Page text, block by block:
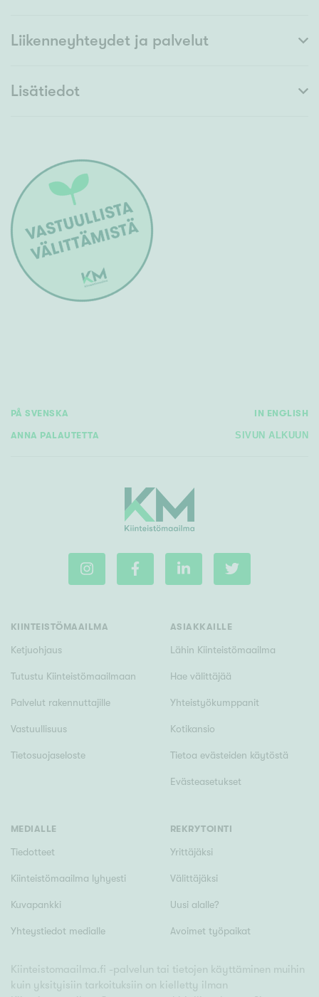
Liikenneyhteydet ja palvelut
Lisätiedot
PÅ SVENSKA IN ENGLISH
ANNA PALAUTETTA SIVUN ALKUUN
KIINTEISTÖMAAILMA
Ketjuohjaus
Tutustu Kiinteistömaailmaan
Palvelut rakennuttajille
Vastuullisuus
Tietosuojaseloste
ASIAKKAILLE
Lähin Kiinteistömaailma
Hae välittäjää
Yhteistyökumppanit
Kotikansio
Tietoa evästeiden käytöstä
Evästeasetukset
MEDIALLE
Tiedotteet
Kiinteistömaailma lyhyesti
Kuvapankki
Yhteystiedot medialle
REKRYTOINTI
Yrittäjäksi
Välittäjäksi
Uusi alalle?
Avoimet työpaikat
Kiinteistomaailma.fi -palvelun tai tietojen käyttäminen muihin
kuin yksityisiin tarkoituksiin on kielletty ilman